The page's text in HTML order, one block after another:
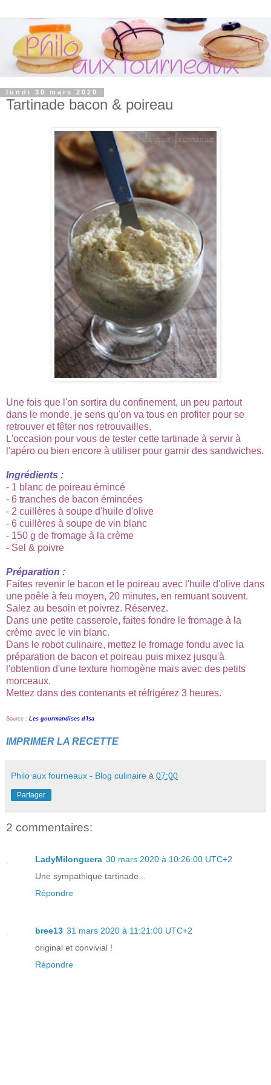
lundi 30 mars 2020
Tartinade bacon & poireau
Une fois que l'on sortira du confinement, un peu partout
dans le monde, je sens qu'on va tous en profiter pour se
retrouver et fêter nos retrouvailles.
L'occasion pour vous de tester cette tartinade à servir à
l'apéro ou bien encore à utiliser pour garnir des sandwiches.
Ingrédients :
- 1 blanc de poireau émincé
- 6 tranches de bacon émincées
- 2 cuillères à soupe d'huile d'olive
- 6 cuillères à soupe de vin blanc
- 150 g de fromage à la crème
- Sel & poivre
Préparation :
Faites revenir le bacon et le poireau avec l'huile d'olive dans
une poêle à feu moyen, 20 minutes, en remuant souvent.
Salez au besoin et poivrez. Réservez.
Dans une petite casserole, faites fondre le fromage à la
crème avec le vin blanc.
Dans le robot culinaire, mettez le fromage fondu avec la
préparation de bacon et poireau puis mixez jusqu'à
l'obtention d'une texture homogène mais avec des petits
morceaux.
Mettez dans des contenants et réfrigérez 3 heures.
Source : Les gourmandises d'Isa
IMPRIMER LA RECETTE
Philo aux fourneaux - Blog culinaire à 07:00
Partager
2 commentaires:
LadyMilonguera 30 mars 2020 à 10:26:00 UTC+2
Une sympathique tartinade...
Répondre
bree13 31 mars 2020 à 11:21:00 UTC+2
original et convivial !
Répondre